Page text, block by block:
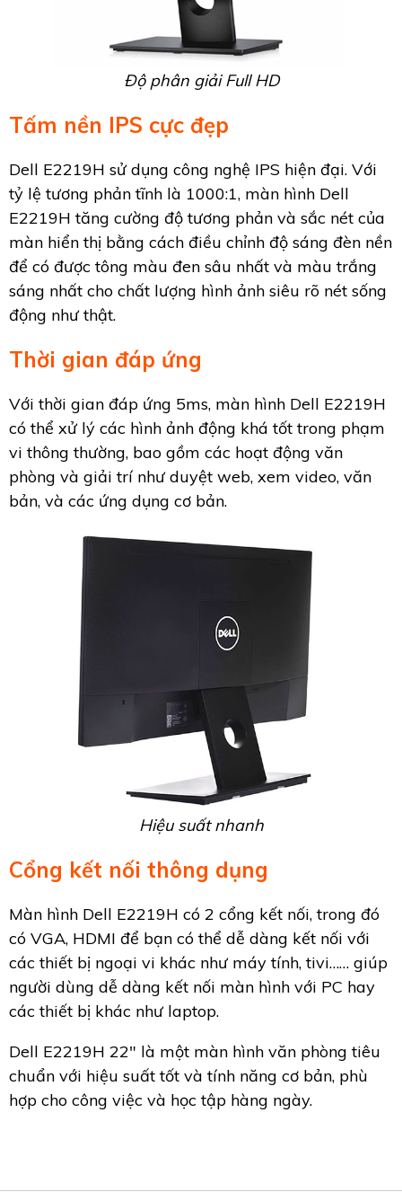
Độ phân giải Full HD
Tấm nền IPS cực đẹp
Dell E2219H sử dụng công nghệ IPS hiện đại. Với
tỷ lệ tương phản tĩnh là 1000:1, màn hình Dell
E2219H tăng cường độ tương phản và sắc nét của
màn hiển thị bằng cách điều chỉnh độ sáng đèn nền
để có được tông màu đen sâu nhất và màu trắng
sáng nhất cho chất lượng hình ảnh siêu rõ nét sống
động như thật.
Thời gian đáp ứng
Với thời gian đáp ứng 5ms, màn hình Dell E2219H
có thể xử lý các hình ảnh động khá tốt trong phạm
vi thông thường, bao gồm các hoạt động văn
phòng và giải trí như duyệt web, xem video, văn
bản, và các ứng dụng cơ bản.
Hiệu suất nhanh
Cổng kết nối thông dụng
Màn hình Dell E2219H có 2 cổng kết nối, trong đó
có VGA, HDMI để bạn có thể dễ dàng kết nối với
các thiết bị ngoại vi khác như máy tính, tivi…… giúp
người dùng dễ dàng kết nối màn hình với PC hay
các thiết bị khác như laptop.
Dell E2219H 22" là một màn hình văn phòng tiêu
chuẩn với hiệu suất tốt và tính năng cơ bản, phù
hợp cho công việc và học tập hàng ngày.